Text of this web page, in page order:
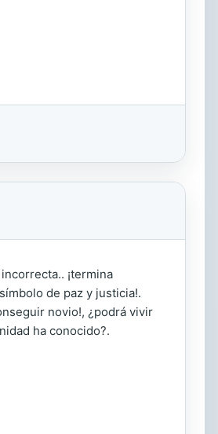
¡termina
de paz y justicia!.
novio!, ¿podrá vivir
ha conocido?.